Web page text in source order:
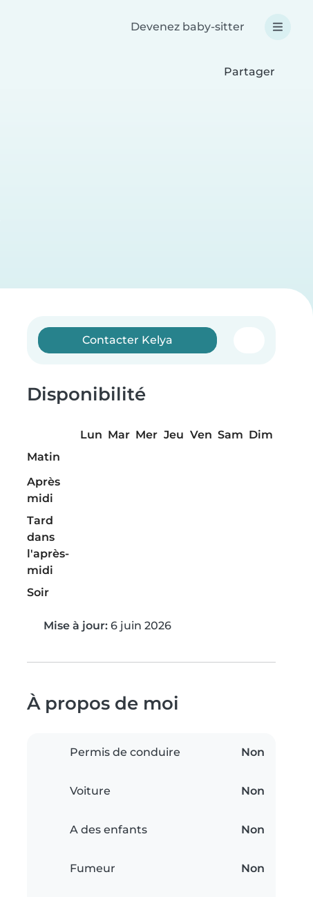
Devenez baby-sitter
Partager
Contacter Kelya
Disponibilité
Lun Mar Mer Jeu Ven Sam Dim
Matin
Après
midi
Tard
dans
l'après-
midi
Soir
Mise à jour: 6 juin 2026
À propos de moi
Permis de conduire Non
Voiture Non
A des enfants Non
Fumeur Non